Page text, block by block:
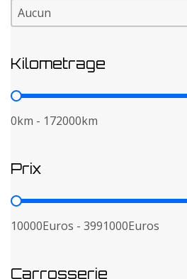
Couleur
Couleur
Kilometrage
Kilometrage
0km - 172000km
Prix
Prix
10000Euros - 3991000Euros
Carrosserie